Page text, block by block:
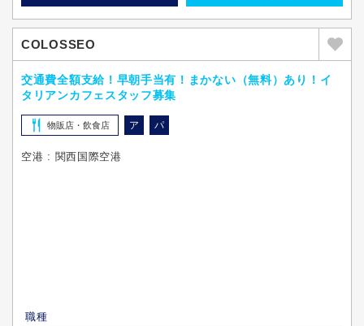
COLOSSEO
交通費全額支給！早朝手当有！まかない（無料）あり！イ
タリアンカフェスタッフ募集
物販店・飲食店 ア パ
空港 : 関西国際空港
職種